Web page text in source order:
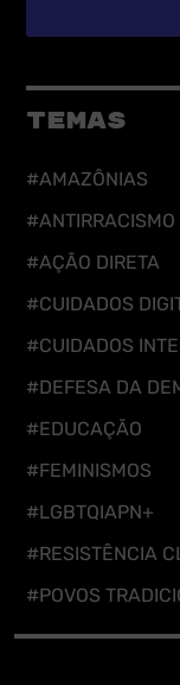
TEMAS
#AMAZÔNIAS
#ANTIRRACISMO
#AÇÃO DIRETA
#CUIDADOS
#CUIDADOS
#DEFESA DA
#EDUCAÇÃO
#FEMINISMOS
#LGBTQIAPN+
#RESISTÊNCIA
#POVOS